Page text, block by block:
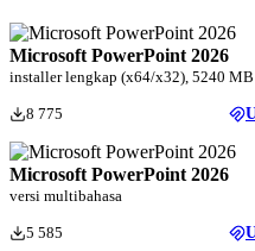
Microsoft PowerPoint 2026
installer lengkap (x64/x32), 5240 MB
8 775
Microsoft PowerPoint 2026
versi multibahasa
5 585